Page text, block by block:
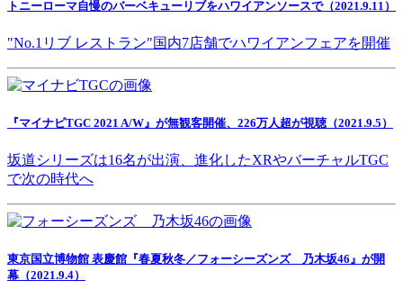
トニーローマ自慢のバーベキューリブをハワイアンソースで（2021.9.11）
"No.1リブ レストラン"国内7店舗でハワイアンフェアを開催
『マイナビTGC 2021 A/W』が無観客開催、226万人超が視聴（2021.9.5）
坂道シリーズは16名が出演、進化したXRやバーチャルTGC
で次の時代へ
東京国立博物館 表慶館『春夏秋冬／フォーシーズンズ 乃木坂46』が開
幕（2021.9.4）